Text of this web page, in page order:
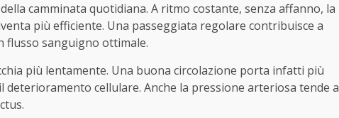
camminata quotidiana. A ritmo costante, senza affanno, la
più efficiente. Una passeggiata regolare contribuisce a
flusso sanguigno ottimale.
più lentamente. Una buona circolazione porta infatti più
cellulare. Anche la pressione arteriosa tende a